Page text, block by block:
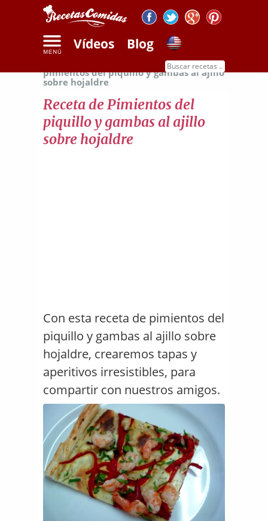
Vídeos Blog
Receta de
pimientos del piquillo y gambas al ajillo
sobre hojaldre
Receta de Pimientos del
piquillo y gambas al ajillo
sobre hojaldre
Con esta receta de pimientos del
piquillo y gambas al ajillo sobre
hojaldre, crearemos tapas y
aperitivos irresistibles, para
compartir con nuestros amigos.